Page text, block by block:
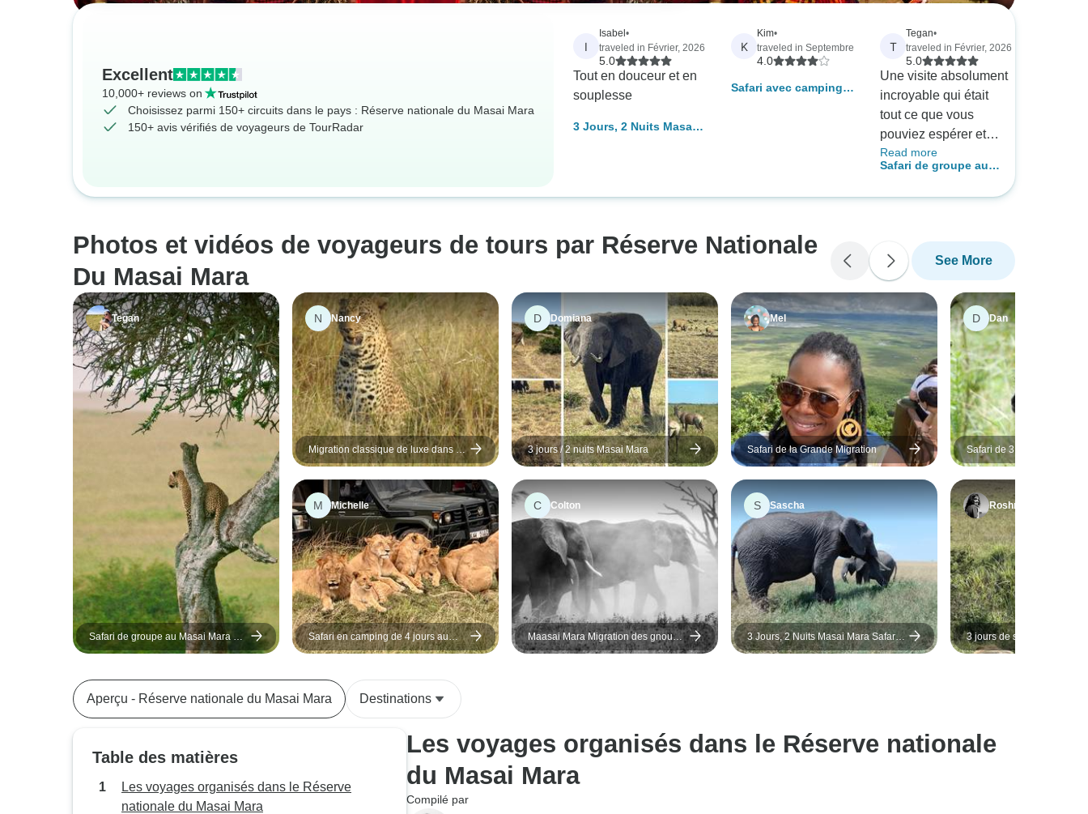
Excellent
10,000+ reviews on
Choisissez parmi 150+ circuits dans le pays : Réserve nationale du Masai Mara
150+ avis vérifiés de voyageurs de TourRadar
I
Isabel •
traveled in Février, 2026
5.0
Tout en douceur et en
souplesse
3 Jours, 2 Nuits Masai
gratuite à l'aéroport.
K
Kim•
traveled in Septembre
4.0
Safari avec camping à
T
Tegan•
traveled in Février, 2026
5.0
Une visite absolument
incroyable qui était
tout ce que vous
pouviez espérer et
plus encore. J'ai passé
les vacances de ma
traquant tous les
animaux et en nous
conduisant à l'aller et
au retour en toute
sécurité malgré la
circulation ! La
communication avec
Lesley de Perfect
Africa a été parfaite et
elle n'aurait pas pu
être plus utile. Je ne
saurais trop
recommander cette
expérience !
Read more
Safari de groupe au
Nairobi - 3 jours/2 nuits
Photos et vidéos de voyageurs de tours par Réserve Nationale
Du Masai Mara
See More
Tegan
Safari de groupe au Masai Mara à
partir de Nairobi - 3 jours/2 nuits
N Nancy
Migration classique de luxe dans le
Masai Mara avec Mara Engai
M Michelle
Safari en camping de 4 jours au
Masai Mara (Kenya) - Aventure de
D Domiana
3 jours / 2 nuits Masai Mara
C Colton
Maasai Mara Migration des gnous
2026 Safari
Mel
Safari de la Grande Migration
S Sascha
3 Jours, 2 Nuits Masai Mara Safari
en groupe au départ de Nairobi
D Dan
Safari de 3 jours dans le
Mara au Sopa Lodge
Nairobi
Roshni
3 jours de safari au Masai
Lodge en Jeep 4x4 Land
Aperçu - Réserve nationale du Masai Mara Destinations
Table des matières
Les voyages organisés dans le Réserve
nationale du Masai Mara
Les voyages organisés dans le Réserve nationale
du Masai Mara
Compilé par